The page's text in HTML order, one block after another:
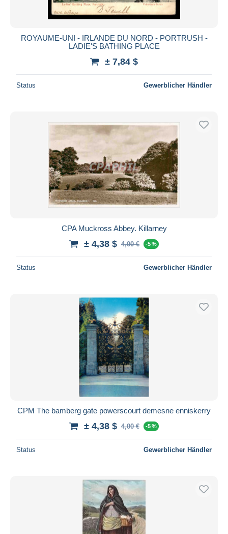
ROYAUME-UNI - IRLANDE DU NORD - PORTRUSH -
LADIE'S BATHING PLACE
± 7,84 $
Status Gewerblicher Händler
CPA Muckross Abbey. Killarney
± 4,38 $ 4,00 € -5 %
Status Gewerblicher Händler
CPM The bamberg gate powerscourt demesne enniskerry
± 4,38 $ 4,00 € -5 %
Status Gewerblicher Händler